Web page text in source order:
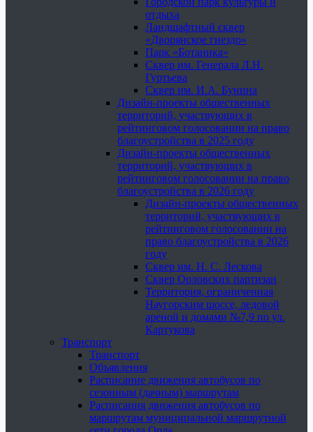
отдыха
Ландшафтный сквер
«Дворянское гнездо»
Парк «Ботаника»
Сквер им. Генерала Л.Н.
Гуртьева
Сквер им. И.А. Бунина
Дизайн-проекты общественных
территорий, участвующих в
рейтинговом голосовании на право
благоустройства в 2025 году
Дизайн-проекты общественных
территорий, участвующих в
рейтинговом голосовании на право
благоустройства в 2026 году
Дизайн-проекты общественных
территорий, участвующих в
рейтинговом голосовании на
право благоустройства в 2026
году
Сквер им. Н. С. Лескова
Сквер Орловских партизан
Территория, ограниченная
Наугорским шоссе, ледовой
ареной и домами №7,9 по ул.
Картукова
Транспорт
Транспорт
Объявления
Расписание движения автобусов по
сезонным (дачным) маршрутам
Расписания движения автобусов по
маршрутам муниципальной маршрутной